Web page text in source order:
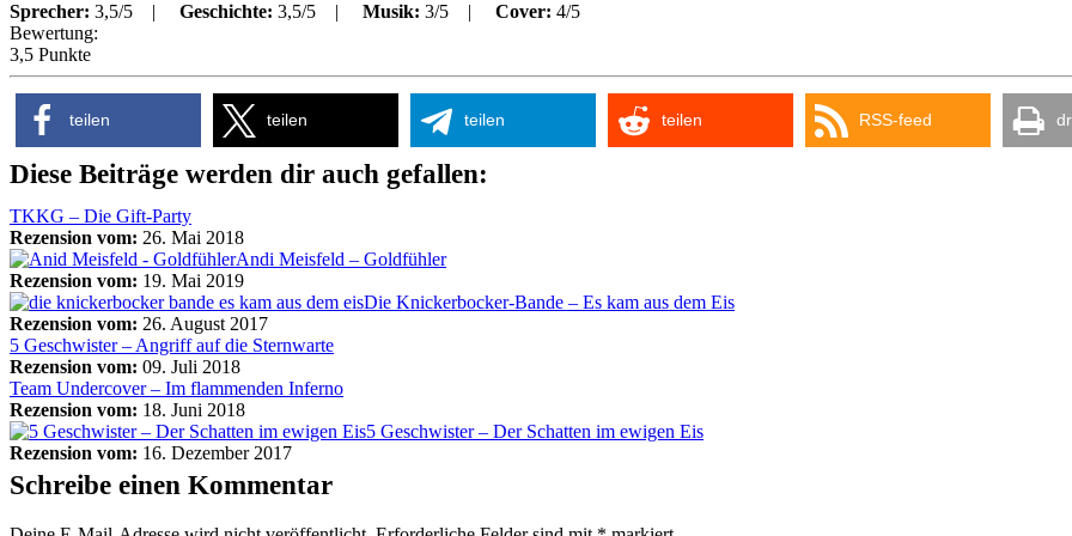
Sprecher: 3,5/5 | Geschichte: 3,5/5 | Musik: 3/5 | Cover: 4/5
Bewertung:
3,5 Punkte
teilen teilen teilen teilen RSS-feed
Diese Beiträge werden dir auch gefallen:
TKKG – Die Gift-Party
Rezension vom: 26. Mai 2018
Andi Meisfeld – Goldfühler
Rezension vom: 19. Mai 2019
Die Knickerbocker-Bande – Es kam aus dem Eis
Rezension vom: 26. August 2017
5 Geschwister – Angriff auf die Sternwarte
Rezension vom: 09. Juli 2018
Team Undercover – Im flammenden Inferno
Rezension vom: 18. Juni 2018
5 Geschwister – Der Schatten im ewigen Eis
Rezension vom: 16. Dezember 2017
Schreibe einen Kommentar